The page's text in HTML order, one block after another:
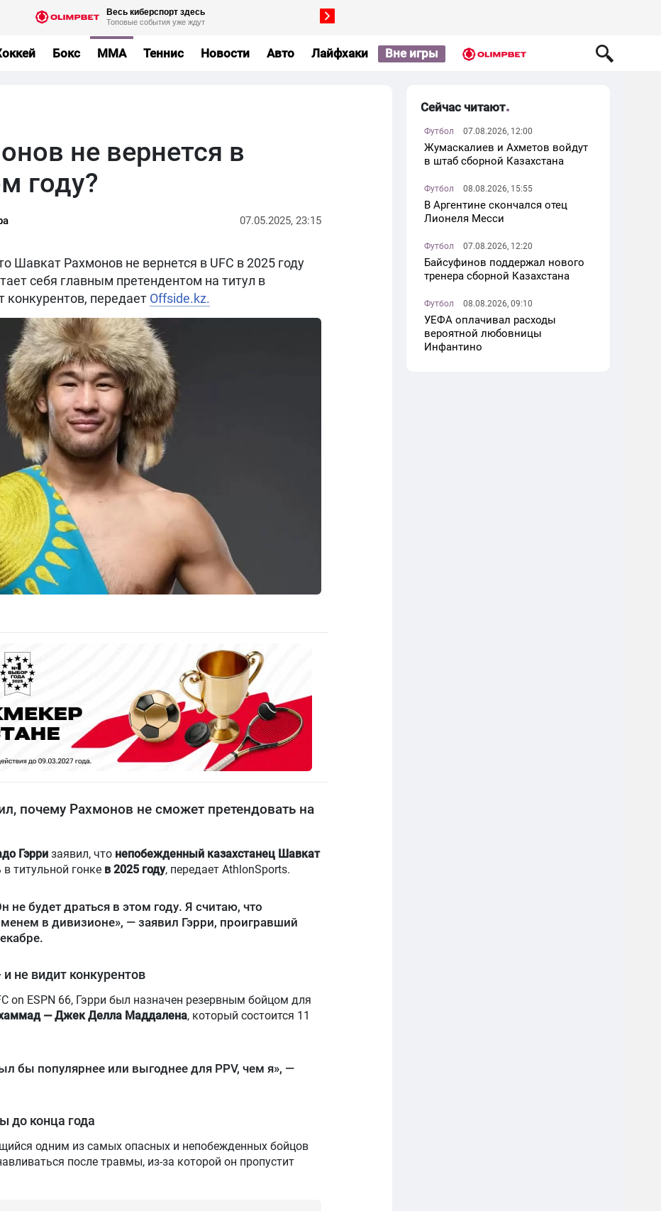
Бокс MMA Теннис Новости Авто Лайфхаки Вне игры
не вернется в
году?
07.05.2025, 23:15
Шавкат Рахмонов не вернется в UFC в 2025 году
себя главным претендентом на титул в
конкурентов, передает Offside.kz.
почему Рахмонов не сможет претендовать на
Гэрри заявил, что непобежденный казахстанец Шавкат
в титульной гонке в 2025 году, передает AthlonSports.
не будет драться в этом году. Я считаю, что
в дивизионе», — заявил Гэрри, проигравший
не видит конкурентов
on ESPN 66, Гэрри был назначен резервным бойцом для
— Джек Делла Маддалена, который состоится 11
бы популярнее или выгоднее для PPV, чем я», —
до конца года
одним из самых опасных и непобежденных бойцов
после травмы, из-за которой он пропустит
Сейчас читают
Футбол 07.08.2026, 12:00
Жумаскалиев и Ахметов войдут
в штаб сборной Казахстана
Футбол 08.08.2026, 15:55
В Аргентине скончался отец
Лионеля Месси
Футбол 07.08.2026, 12:20
Байсуфинов поддержал нового
тренера сборной Казахстана
Футбол 08.08.2026, 09:10
УЕФА оплачивал расходы
вероятной любовницы
Инфантино